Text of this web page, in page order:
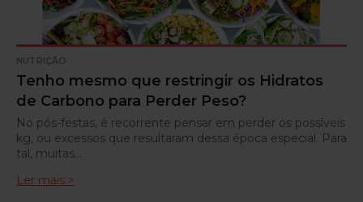
NUTRIÇÃO
Tenho mesmo que restringir os Hidratos
de Carbono para Perder Peso?
No pós-festas, é recorrente pensar em perder os possíveis
kg, ou excessos que resultaram dessa época especial. Para
tal, muitas…
Ler mais >